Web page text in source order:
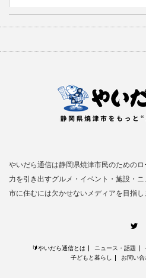
やいだら通信は静岡県焼津市民のための
力を引き出すグルメ・イベント・施設・
市に住むには欠かせないメディアを目指し
🔰やいだら通信とは ニュース・話題
子どもと暮らし
お問い